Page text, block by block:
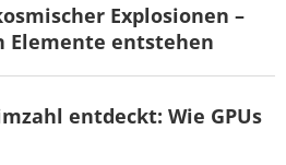
Explosionen –
Elemente entstehen
entdeckt: Wie GPUs